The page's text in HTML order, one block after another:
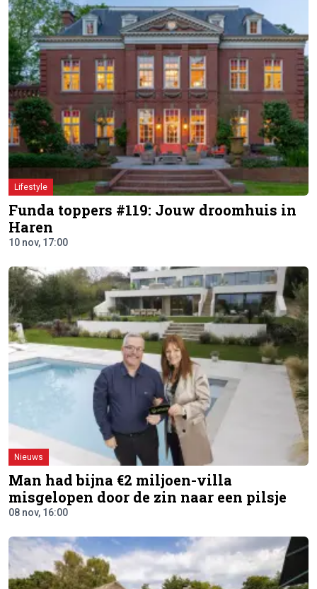
Lifestyle
Funda toppers #119: Jouw droomhuis in
Haren
10 nov, 17:00
Nieuws
Man had bijna €2 miljoen-villa
misgelopen door de zin naar een pilsje
08 nov, 16:00